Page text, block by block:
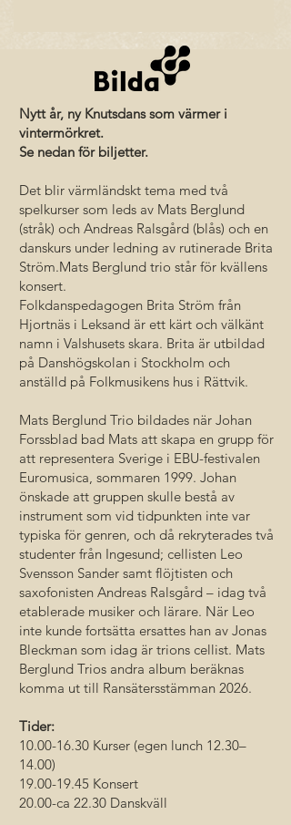
Nytt år, ny Knutsdans som värmer i
vintermörkret.
Se nedan för biljetter.
Det blir värmländskt tema med två
spelkurser som leds av Mats Berglund
(stråk) och Andreas Ralsgård (blås) och en
danskurs under ledning av rutinerade Brita
Ström.Mats Berglund trio står för kvällens
konsert.
Folkdanspedagogen Brita Ström från
Hjortnäs i Leksand är ett kärt och välkänt
namn i Valshusets skara. Brita är utbildad
på Danshögskolan i Stockholm och
anställd på Folkmusikens hus i Rättvik.
Mats Berglund Trio bildades när Johan
Forssblad bad Mats att skapa en grupp för
att representera Sverige i EBU-festivalen
Euromusica, sommaren 1999. Johan
önskade att gruppen skulle bestå av
instrument som vid tidpunkten inte var
typiska för genren, och då rekryterades två
studenter från Ingesund; cellisten Leo
Svensson Sander samt flöjtisten och
saxofonisten Andreas Ralsgård – idag två
etablerade musiker och lärare. När Leo
inte kunde fortsätta ersattes han av Jonas
Bleckman som idag är trions cellist. Mats
Berglund Trios andra album beräknas
komma ut till Ransätersstämman 2026.
Tider:
10.00-16.30 Kurser (egen lunch 12.30–
14.00)
19.00-19.45 Konsert
20.00-ca 22.30 Danskväll